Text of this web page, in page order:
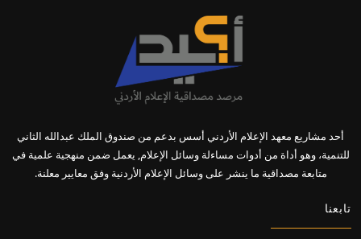
أحد مشاريع معهد الإعلام الأردني أسس بدعم من صندوق الملك عبدالله الثاني
للتنمية، وهو أداة من أدوات مساءلة وسائل الإعلام, يعمل ضمن منهجية علمية في
متابعة مصداقية ما ينشر على وسائل الإعلام الأردنية وفق معايير معلنة.
تابعنا